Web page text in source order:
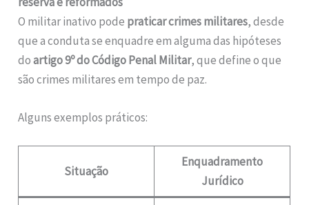
O militar inativo pode praticar crimes militares, desde
que a conduta se enquadre em alguma das hipóteses
doartigo 9º do Código Penal Militar, que define o que
são crimes militares em tempo de paz.
Alguns exemplos práticos:
Situação
Enquadramento
Jurídico